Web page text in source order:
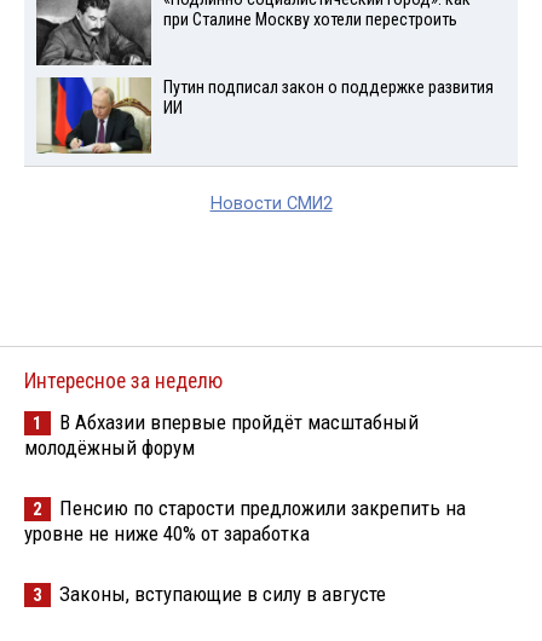
при Сталине Москву хотели перестроить
Путин подписал закон о поддержке развития
ИИ
Новости СМИ2
Интересное за неделю
1
В Абхазии впервые пройдёт масштабный
молодёжный форум
2
Пенсию по старости предложили закрепить на
уровне не ниже 40% от заработка
3 Законы, вступающие в силу в августе